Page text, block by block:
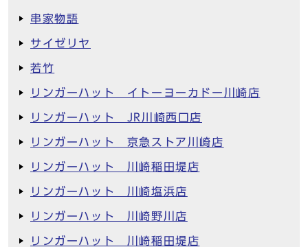
串家物語
サイゼリヤ
若竹
リンガーハット イトーヨーカドー川崎店
リンガーハット JR川崎西口店
リンガーハット 京急ストア川崎店
リンガーハット 川崎稲田堤店
リンガーハット 川崎塩浜店
リンガーハット 川崎野川店
リンガーハット 川崎稲田堤店